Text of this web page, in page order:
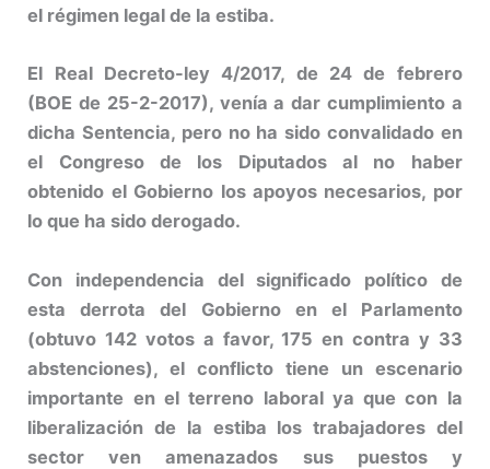
el régimen legal de la estiba.
El Real Decreto-ley 4/2017, de 24 de febrero
(BOE de 25-2-2017), venía a dar cumplimiento a
dicha Sentencia, pero no ha sido convalidado en
el Congreso de los Diputados al no haber
obtenido el Gobierno los apoyos necesarios, por
lo que ha sido derogado.
Con independencia del significado político de
esta derrota del Gobierno en el Parlamento
(obtuvo 142 votos a favor, 175 en contra y 33
abstenciones), el conflicto tiene un escenario
importante en el terreno laboral ya que con la
liberalización de la estiba los trabajadores del
sector ven amenazados sus puestos y